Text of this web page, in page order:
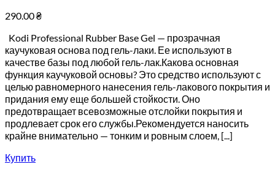
290.00₴
Kodi Professional Rubber Base Gel — прозрачная
каучуковая основа под гель-лаки. Ее используют в
качестве базы под любой гель-лак.Какова основная
функция каучуковой основы? Это средство используют с
целью равномерного нанесения гель-лакового покрытия и
придания ему еще большей стойкости. Оно
предотвращает всевозможные отслойки покрытия и
продлевает срок его службы.Рекомендуется наносить
крайне внимательно — тонким и ровным слоем, [...]
Купить